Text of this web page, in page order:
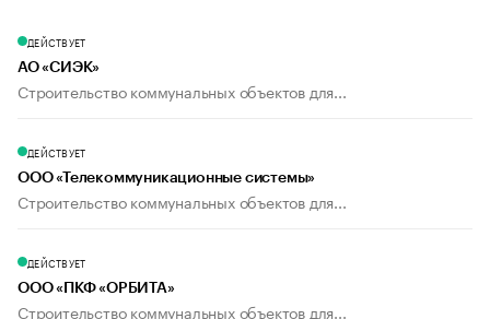
ДЕЙСТВУЕТ
АО «СИЭК»
Строительство коммунальных объектов для...
ДЕЙСТВУЕТ
ООО «Телекоммуникационные системы»
Строительство коммунальных объектов для...
ДЕЙСТВУЕТ
ООО «ПКФ «ОРБИТА»
Строительство коммунальных объектов для...